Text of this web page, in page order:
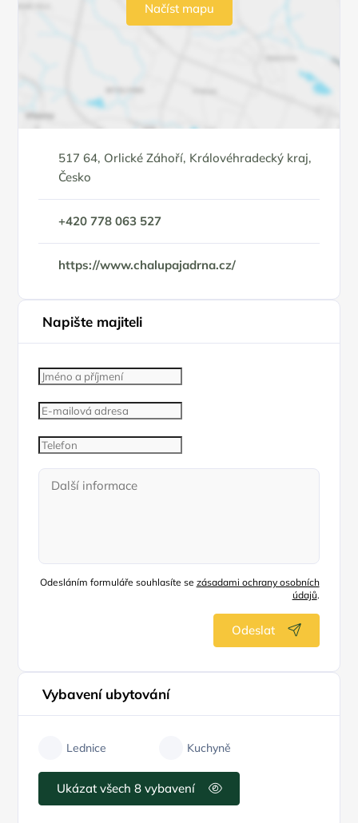
Načíst mapu
517 64, Orlické Záhoří, Královéhradecký kraj,
Česko
+420 778 063 527
https://www.chalupajadrna.cz/
Napište majiteli
Odesláním formuláře souhlasíte se zásadami ochrany osobních
údajů.
Odeslat
Vybavení ubytování
Lednice Kuchyně
Ukázat všech 8 vybavení